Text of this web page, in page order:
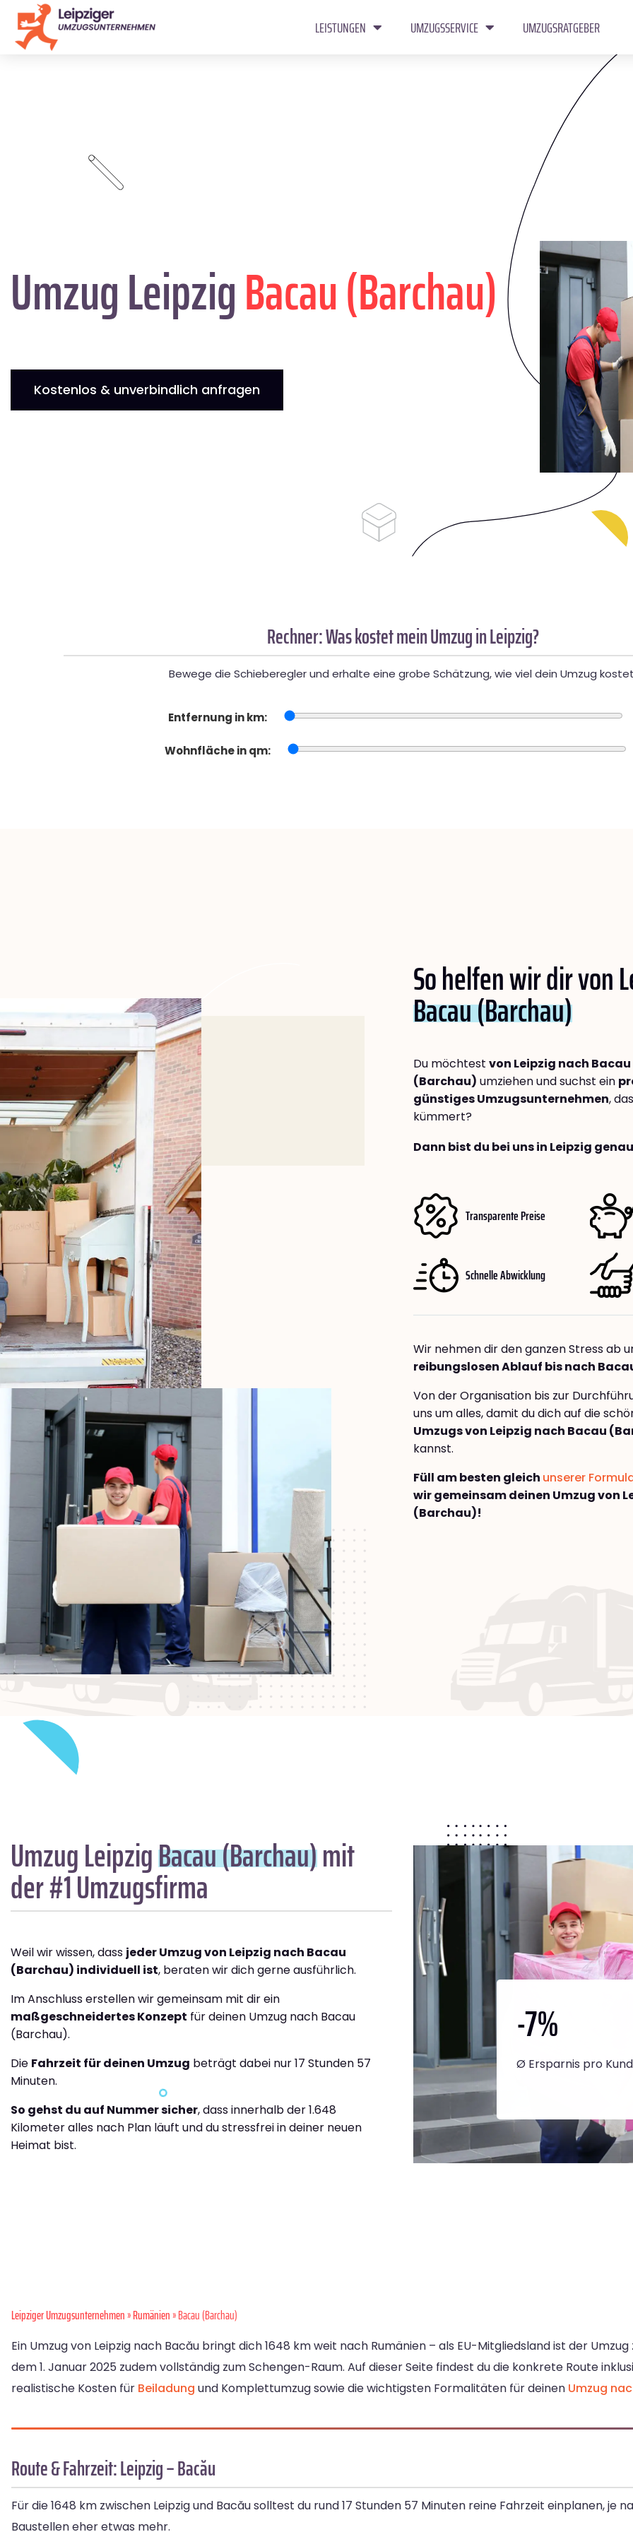
LEISTUNGEN UMZUGSSERVICE UMZUGSRATGEBER
Umzug LeipzigBacau (Barchau)
Kostenlos & unverbindlich anfragen
Rechner: Was kostet mein Umzug in Leipzig?
Bewege die Schieberegler und erhalte eine grobe Schätzung, wie viel dein Umzug
Entfernung in km:
Wohnfläche in qm:
So helfen wir dir von
Bacau (Barchau)
Du möchtest von Leipzig nach Bacau
(Barchau) umziehen und suchst ein
günstiges Umzugsunternehmen,
kümmert?
Dann bist du bei uns in Leipzig
Transparente Preise
Schnelle Abwicklung
Wir nehmen dir den ganzen Stress ab
reibungslosen Ablauf bis nach
Von der Organisation bis zur
uns um alles, damit du dich auf die
Umzugs von Leipzig nach Bacau
kannst.
Füll am besten gleich unserer
wir gemeinsam deinen Umzug von
(Barchau)!
Umzug LeipzigBacau (Barchau)mit
der #1 Umzugsfirma
Weil wir wissen, dass jeder Umzug von Leipzig nach Bacau
(Barchau) individuell ist, beraten wir dich gerne ausführlich.
Im Anschluss erstellen wir gemeinsam mit dir ein
maßgeschneidertes Konzept für deinen Umzug nach Bacau
(Barchau).
Die Fahrzeit für deinen Umzug beträgt dabei nur 17 Stunden 57
Minuten.
So gehst du auf Nummer sicher, dass innerhalb der 1.648
Kilometer alles nach Plan läuft und du stressfrei in deiner neuen
Heimat bist.
-7%
Ø Ersparnis pro
Leipziger Umzugsunternehmen»Rumänien» Bacau (Barchau)
Ein Umzug von Leipzig nach Bacău bringt dich 1648 km weit nach Rumänien – als EU-Mitgliedsland ist der
dem 1. Januar 2025 zudem vollständig zum Schengen-Raum. Auf dieser Seite findest du die konkrete Route
realistische Kosten für Beiladung und Komplettumzug sowie die wichtigsten Formalitäten für deinen Umzug
Route & Fahrzeit: Leipzig – Bacău
Für die 1648 km zwischen Leipzig und Bacău solltest du rund 17 Stunden 57 Minuten reine Fahrzeit einplanen, je
Baustellen eher etwas mehr.